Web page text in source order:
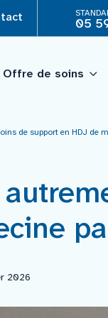
05
Offre de soins
de support en HDJ de
2026